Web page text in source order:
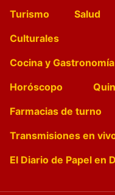
Turismo
Salud
Culturales
Cocina y Gastronomía
Horóscopo
Farmacias de turno
Transmisiones en
El Diario de Papel en